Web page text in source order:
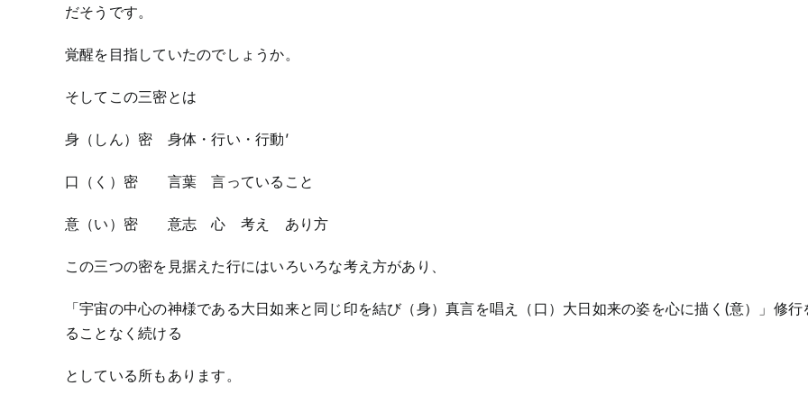
だそうです。
覚醒を目指していたのでしょうか。
そしてこの三密とは
身（しん）密 身体・行い・行動’
口（く）密 言葉 言っていること
意（い）密 意志 心 考え あり方
この三つの密を見据えた行にはいろいろな考え方があり、
「宇宙の中心の神様である大日如来と同じ印を結び（身）真言を唱え（口）大日如来の姿を心に描く(意）」修行
ることなく続ける
としている所もあります。